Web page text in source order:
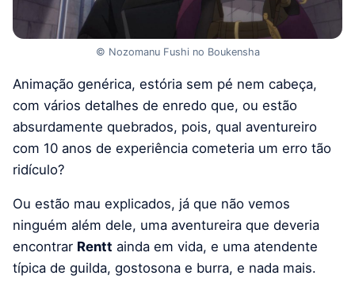
© Nozomanu Fushi no Boukensha
Animação genérica, estória sem pé nem cabeça,
com vários detalhes de enredo que, ou estão
absurdamente quebrados, pois, qual aventureiro
com 10 anos de experiência cometeria um erro tão
ridículo?
Ou estão mau explicados, já que não vemos
ninguém além dele, uma aventureira que deveria
encontrar Rentt ainda em vida, e uma atendente
típica de guilda, gostosona e burra, e nada mais.